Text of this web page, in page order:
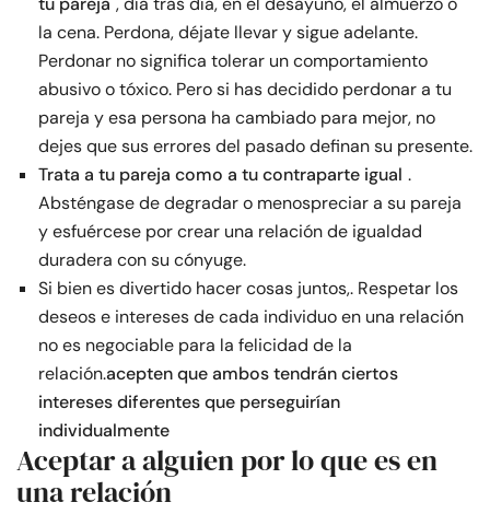
la cena. Perdona, déjate llevar y sigue adelante.
Perdonar no significa tolerar un comportamiento
abusivo o tóxico. Pero si has decidido perdonar a tu
pareja y esa persona ha cambiado para mejor, no
dejes que sus errores del pasado definan su presente.
Trata a tu pareja como a tu contraparte igual .
Absténgase de degradar o menospreciar a su pareja
y esfuércese por crear una relación de igualdad
duradera con su cónyuge.
Si bien es divertido hacer cosas juntos,. Respetar los
deseos e intereses de cada individuo en una relación
no es negociable para la felicidad de la
relación.acepten que ambos tendrán ciertos
intereses diferentes que perseguirían
individualmente
Aceptar a alguien por lo que es en
una relación